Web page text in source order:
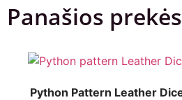
Panašios prekės
Python Pattern Leather